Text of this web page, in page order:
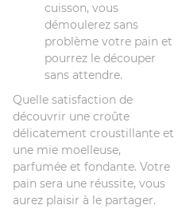
cuisson, vous
démoulerez sans
problème votre pain et
pourrez le découper
sans attendre.
Quelle satisfaction de
découvrir une croûte
délicatement croustillante et
une mie moelleuse,
parfumée et fondante. Votre
pain sera une réussite, vous
aurez plaisir à le partager.